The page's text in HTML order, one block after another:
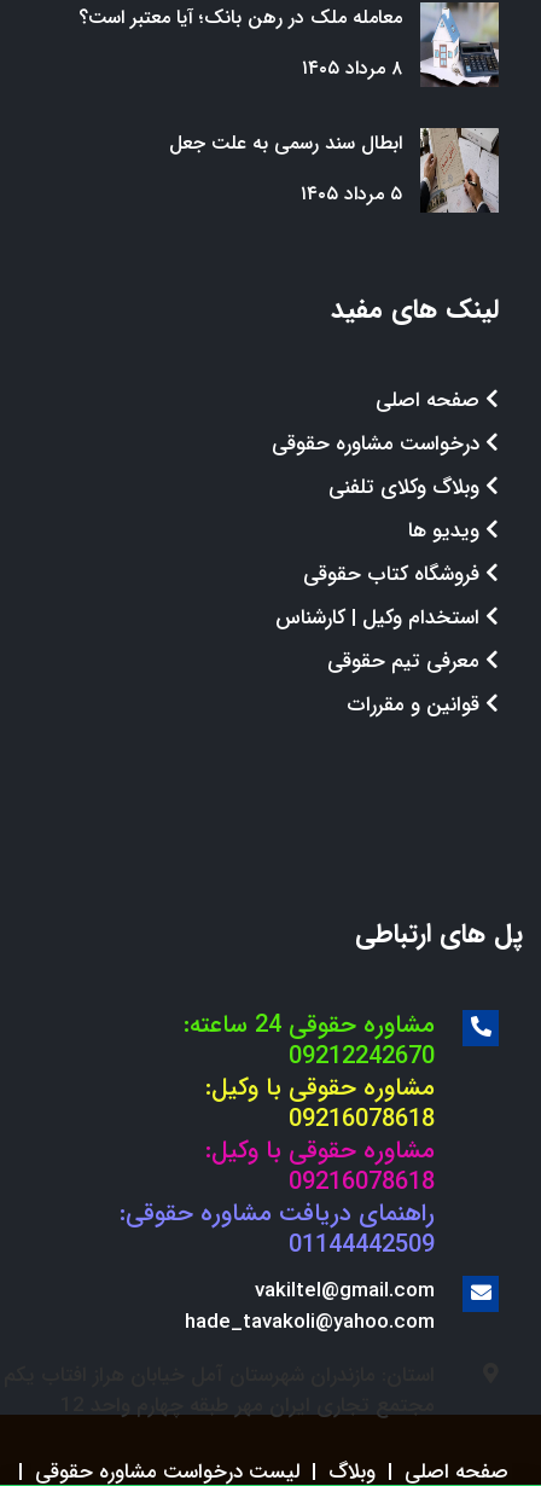
معامله ملک در رهن بانک؛ آیا معتبر است؟
۸ مرداد ۱۴۰۵
ابطال سند رسمی به علت جعل
۵ مرداد ۱۴۰۵
لینک های مفید
صفحه اصلی
درخواست مشاوره حقوقی
وبلاگ وکلای تلفنی
ویدیو ها
فروشگاه کتاب حقوقی
استخدام وکیل | کارشناس
معرفی تیم حقوقی
قوانین و مقررات
پل های ارتباطی
مشاوره حقوقی 24 ساعته:
09212242670
مشاوره حقوقی با وکیل:
09216078618
مشاوره حقوقی با وکیل:
09216078618
راهنمای دریافت مشاوره حقوقی:
01144442509
vakiltel@gmail.com
hade_tavakoli@yahoo.com
صفحه اصلی | وبلاگ | لیست درخواست مشاوره حقوقی |